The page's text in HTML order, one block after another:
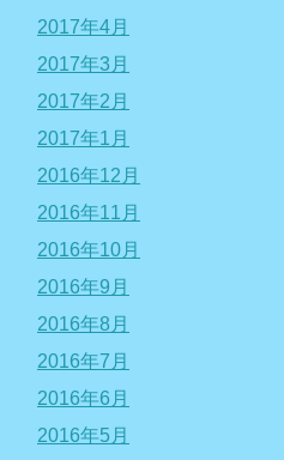
2017年4月
2017年3月
2017年2月
2017年1月
2016年12月
2016年11月
2016年10月
2016年9月
2016年8月
2016年7月
2016年6月
2016年5月